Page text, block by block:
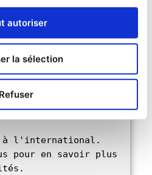
autoriser
la sélection
Refuser
matière
d’entrepreneuriat
→
avec MBE
à l'international.
pour en savoir plus